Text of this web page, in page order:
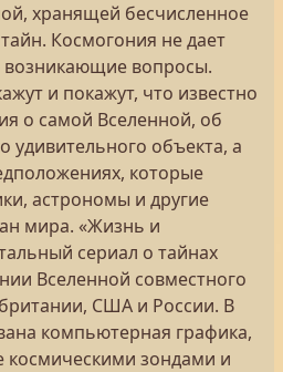
хранящей бесчисленное
Космогония не дает
возникающие вопросы.
и покажут, что известно
о самой Вселенной, об
удивительного объекта, а
которые
астрономы и другие
мира. «Жизнь и
сериал о тайнах
Вселенной совместного
США и России. В
компьютерная графика,
зондами и